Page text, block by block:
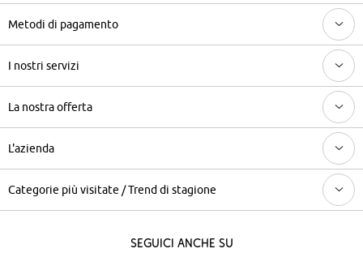
Metodi di pagamento
I nostri servizi
La nostra offerta
L'azienda
Categorie più visitate / Trend di stagione
Seguici anche su